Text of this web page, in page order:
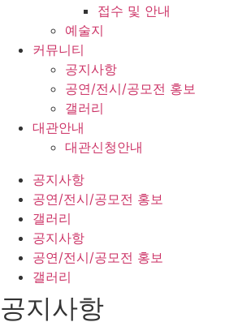
접수 및 안내
예술지
커뮤니티
공지사항
공연/전시/공모전 홍보
갤러리
대관안내
대관신청안내
공지사항
공연/전시/공모전 홍보
갤러리
공지사항
공연/전시/공모전 홍보
갤러리
공지사항